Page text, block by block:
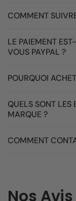
COMMENT
LE PAIEMENT
VOUS PAYPAL ?
POURQUOI
QUELS SONT LES
MARQUE ?
COMMENT
Nos